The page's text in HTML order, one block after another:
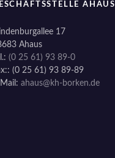
AHAUS
17
Ahaus
(0 25 61) 93 89-0
(0 25 61) 93 89-89
ahaus@kh-borken.de